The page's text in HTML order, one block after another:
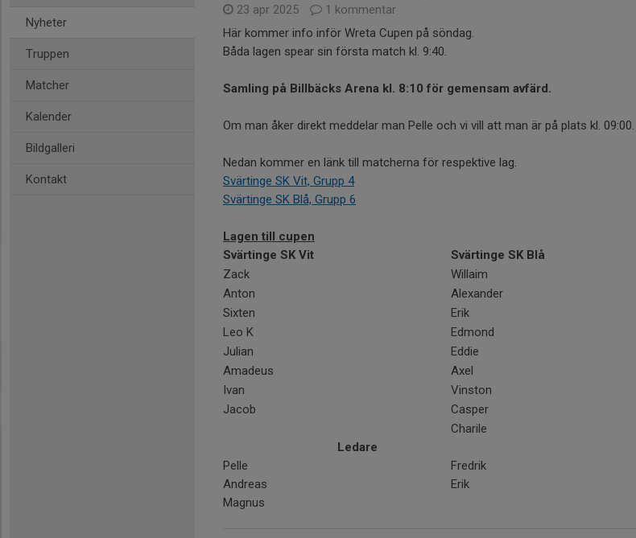
Nyheter
Truppen
Matcher
Kalender
Bildgalleri
Kontakt
23 apr 2025
1 kommentar
Här kommer info inför Wreta Cupen på söndag.
Båda lagen spear sin första match kl. 9:40.
Samling på Billbäcks Arena kl. 8:10 för gemensam avfärd.
Om man åker direkt meddelar man Pelle och vi vill att man är på plats kl. 09:00.
Nedan kommer en länk till matcherna för respektive lag.
Svärtinge SK Vit, Grupp 4
Svärtinge SK Blå, Grupp 6
Lagen till cupen
Svärtinge SK Vit
Svärtinge SK Blå
Zack
Willaim
Anton
Alexander
Sixten
Erik
Leo K
Edmond
Julian
Eddie
Amadeus
Axel
Ivan
Vinston
Jacob
Casper
Charile
Ledare
Pelle
Fredrik
Andreas
Erik
Magnus